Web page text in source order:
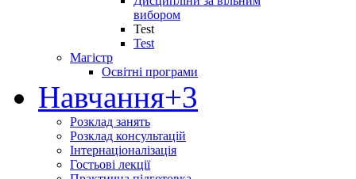
вибором
Test
Test
Магістр
Освітні програми
Навчання+3
Розклад занять
Розклад консультацій
Інтернаціоналізація
Гостьові лекції